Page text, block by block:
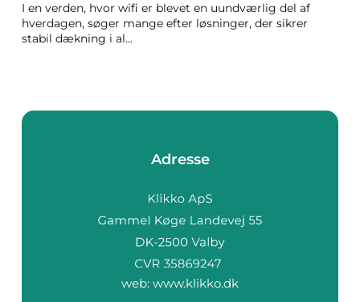
I en verden, hvor wifi er blevet en uundværlig del af
hverdagen, søger mange efter løsninger, der sikrer
stabil dækning i al...
Adresse
web: www.klikko.dk